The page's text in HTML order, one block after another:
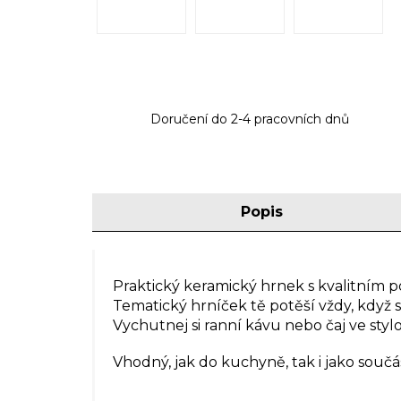
Doručení do 2-4 pracovních dnů
Popis
Praktický keramický hrnek s kvalitním
Tematický hrníček tě potěší vždy, když
Vychutnej si ranní kávu nebo čaj ve
Vhodný, jak do kuchyně, tak i jako